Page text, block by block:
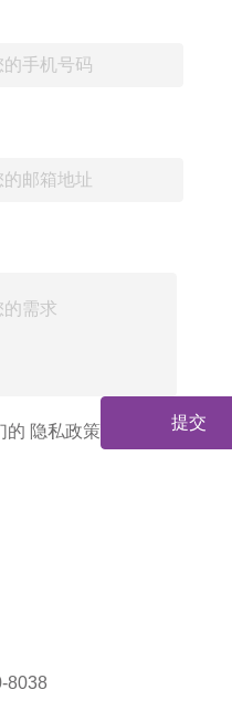
的 隐私政策 提交
8038